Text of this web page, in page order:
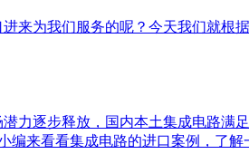
为我们服务的呢？今天我们就根据
力逐步释放，国内本土集成电路
编来看看集成电路的进口案例，了解